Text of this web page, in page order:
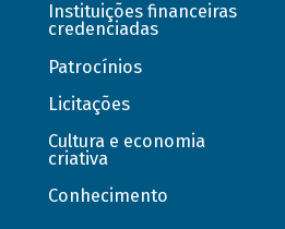
Instituições financeiras
credenciadas
Patrocínios
Licitações
Cultura e economia
criativa
Conhecimento